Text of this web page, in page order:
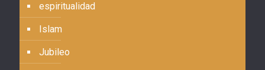
espiritualidad
Islam
Jubileo